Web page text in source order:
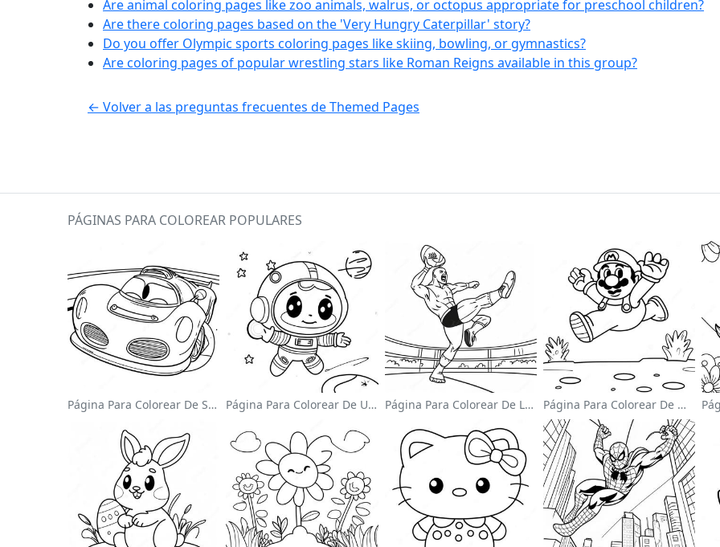
Are animal coloring pages like zoo animals, walrus, or octopus appropriate for preschool children?
Are there coloring pages based on the 'Very Hungry Caterpillar' story?
Do you offer Olympic sports coloring pages like skiing, bowling, or gymnastics?
Are coloring pages of popular wrestling stars like Roman Reigns available in this group?
← Volver a las preguntas frecuentes de Themed Pages
PÁGINAS PARA COLOREAR POPULARES
Página Para Colorear De Sonic El Velocista Página Para Colorear De Un Astronauta Lindo Flotando En El Espacio Página Para Colorear De Luchador De Wwe Saltando Sobre Oponente Página Para Colorear De Mario Saltando Sobre Goombas